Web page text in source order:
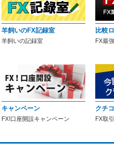
羊飼いのFX記録室
羊飼いの記録室
比較
FX最
キャンペーン
FX!口座開設キャンペーン
クチ
FX取